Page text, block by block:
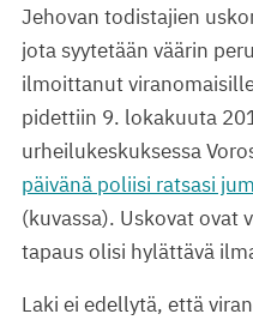
Jehovan todistajien
jota syytetään väärin
ilmoittanut
pidettiin 9. lokakuuta
urheilukeskuksessa
päivänä poliisi ratsasi
(kuvassa). Uskovat ovat
tapaus olisi hylättävä
Laki ei edellytä, että